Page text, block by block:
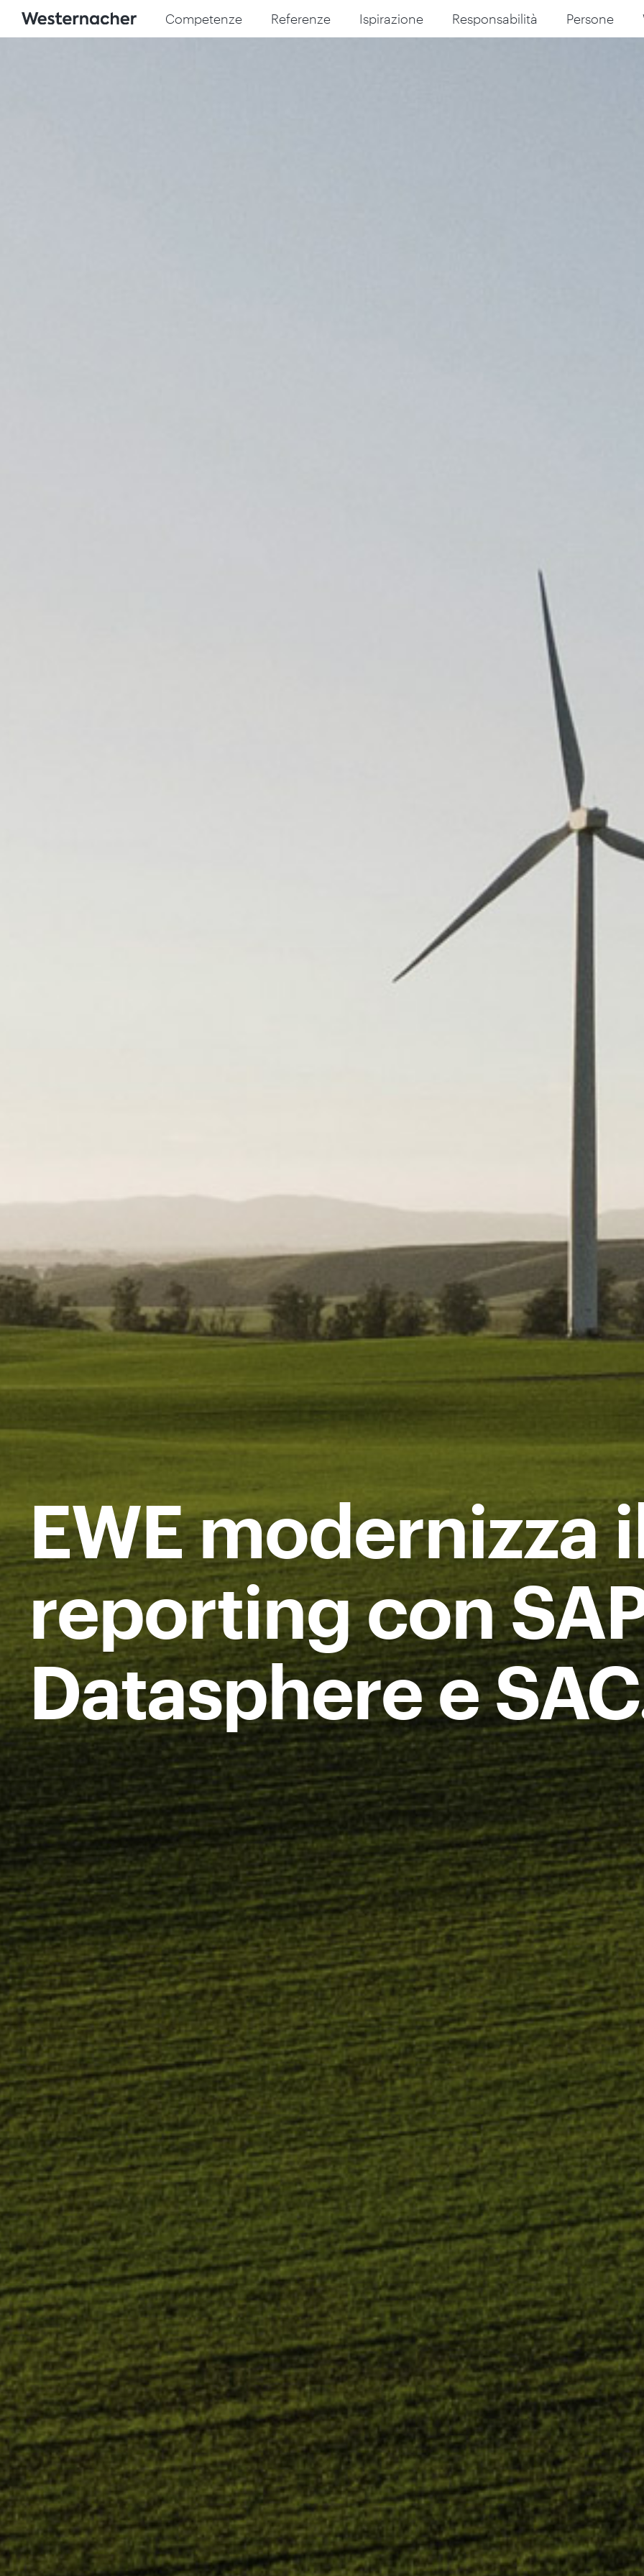
Competenze Referenze Ispirazione Responsabilità Persone
EWE modernizza
reporting con
Datasphere e